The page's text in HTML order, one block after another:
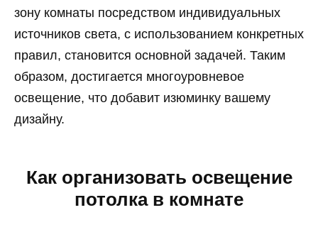
зону комнаты посредством индивидуальных
источников света, с использованием конкретных
правил, становится основной задачей. Таким
образом, достигается многоуровневое
освещение, что добавит изюминку вашему
дизайну.
Как организовать освещение
потолка в комнате